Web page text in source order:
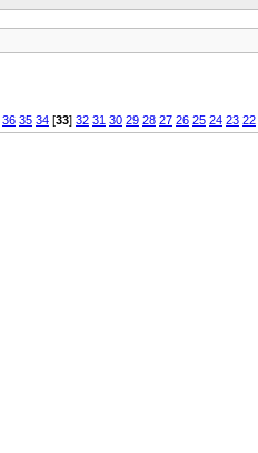
22
23
24
25
26
27
28
29
30
31
32
[
33
]
34
35
36